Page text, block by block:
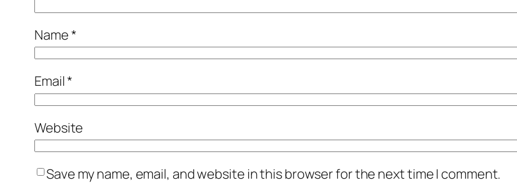
Name*
Email*
Website
Save my name, email, and website in this browser for the next time I comment.